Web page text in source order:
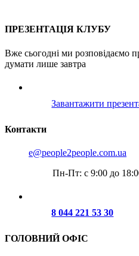
ПРЕЗЕНТАЦІЯ КЛУБУ
Вже сьогодні ми розповідаємо
думати лише завтра
Завантажити
Контакти
e@people2people.com.ua
Пн-Пт: с 9:00 до
8 044 221 53 30
ГОЛОВНИЙ ОФІС